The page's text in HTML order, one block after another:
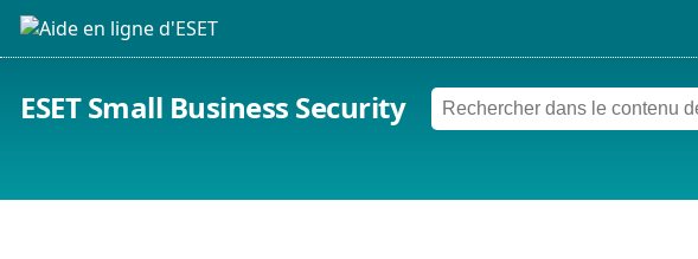
ESET Small Business Security